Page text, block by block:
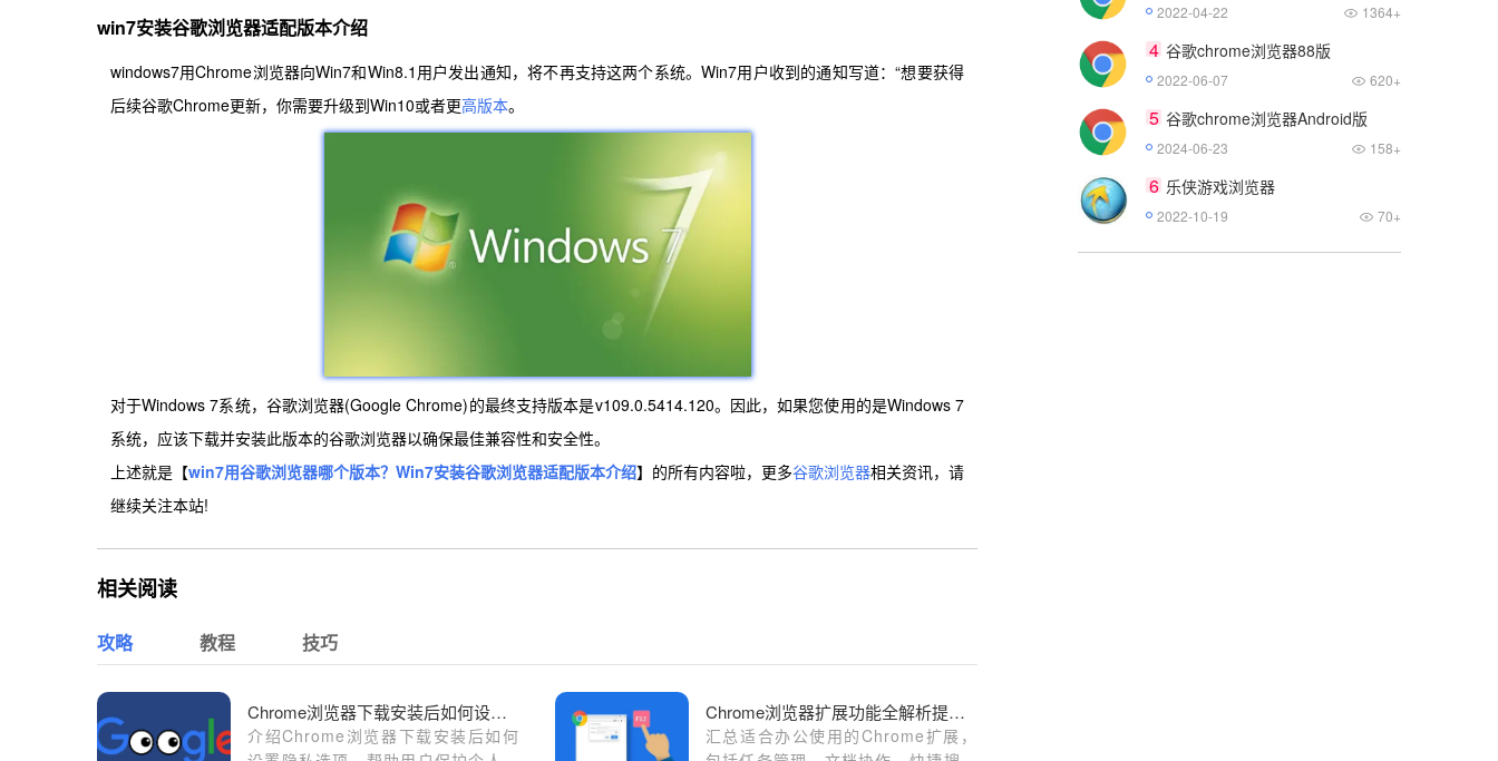
win7安装谷歌浏览器适配版本介绍
windows7用Chrome浏览器向Win7和Win8.1用户发出通知，将不再支持这两个系统。Win7用户收到的通知写道：“想要获得
后续谷歌Chrome更新，你需要升级到Win10或者更高版本。
对于Windows 7系统，谷歌浏览器(Google Chrome)的最终支持版本是v109.0.5414.120。因此，如果您使用的是Windows 7
系统，应该下载并安装此版本的谷歌浏览器以确保最佳兼容性和安全性。
上述就是【win7用谷歌浏览器哪个版本？ Win7安装谷歌浏览器适配版本介绍】的所有内容啦，更多谷歌浏览器相关资讯，请
继续关注本站!
相关阅读
攻略 教程 技巧
Chrome浏览器下载安装后如何设置隐私选项
介绍Chrome浏览器下载安装后如何
Chrome浏览器扩展功能全解析提高办公效率
汇总适合办公使用的Chrome扩展，
2022-04-22 1364+
4 谷歌chrome浏览器88版
2022-06-07 620+
5 谷歌chrome浏览器Android版
2024-06-23 158+
6 乐侠游戏浏览器
2022-10-19 70+